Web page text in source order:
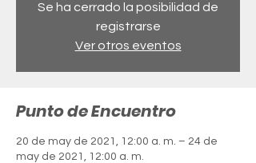
Se ha cerrado la posibilidad de
registrarse
Ver otros eventos
Punto de Encuentro
20 de may de 2021, 12:00 a. m. – 24 de
may de 2021, 12:00 a. m.